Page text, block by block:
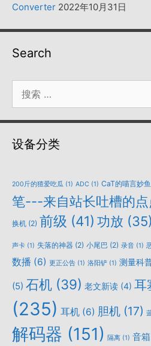
Converter 2022年10月31日
Search
索：
设备分类
200斤的猹爱吃瓜 (1) ADC (1) CaT的喵言妙鱼
笔---来自站长吐槽的点
换机 (2) 前级 (41) 功放 (35)
声卡 (1) 失落的神器 (2) 小尾巴 (2) 录音 (1)
数播 (6) 更正公告 (1) 洛阳铲 (1) 测量科
(5) 石机 (39) 老文新读 (4) 耳
(235) 耳机 (6) 胆机 (17)
解码器 (151) 隔离 (1) 音箱